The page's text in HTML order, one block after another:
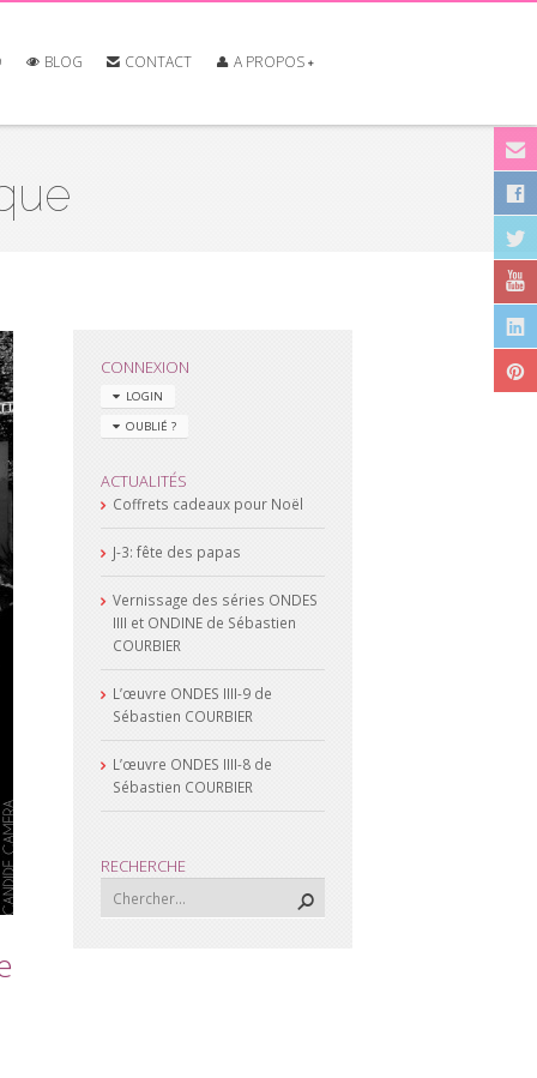
BLOG CONTACT A PROPOS
CONNEXION
LOGIN
OUBLIÉ ?
ACTUALITÉS
Coffrets cadeaux pour Noël
J-3: fête des papas
Vernissage des séries ONDES
IIII et ONDINE de Sébastien
COURBIER
L’œuvre ONDES IIII-9 de
Sébastien COURBIER
L’œuvre ONDES IIII-8 de
Sébastien COURBIER
RECHERCHE